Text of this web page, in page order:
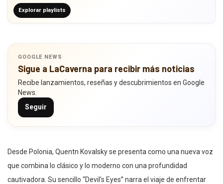
Explorar playlists
GOOGLE NEWS
Sigue a LaCaverna para recibir más noticias
Recibe lanzamientos, reseñas y descubrimientos en Google
News.
Seguir
Desde Polonia, Quentn Kovalsky se presenta como una nueva voz
que combina lo clásico y lo moderno con una profundidad
cautivadora. Su sencillo “Devil’s Eyes” narra el viaje de enfrentar